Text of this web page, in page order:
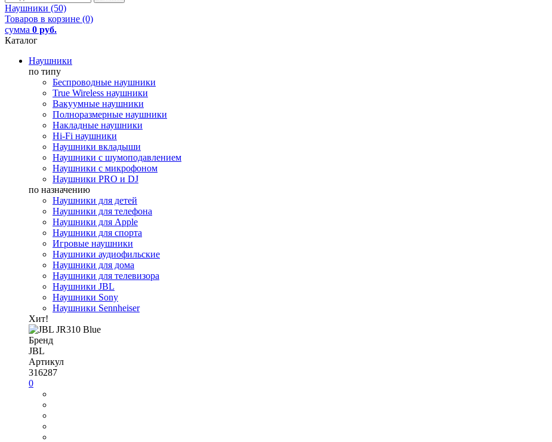
Наушники (50)
Товаров в корзине (0)
сумма 0 руб.
Каталог
Наушники
по типу
Беспроводные наушники
True Wireless наушники
Вакуумные наушники
Полноразмерные наушники
Накладные наушники
Hi-Fi наушники
Наушники вкладыши
Наушники с шумоподавлением
Наушники с микрофоном
Наушники PRO и DJ
по назначению
Наушники для детей
Наушники для телефона
Наушники для Apple
Наушники для спорта
Игровые наушники
Наушники аудиофильские
Наушники для дома
Наушники для телевизора
Наушники JBL
Наушники Sony
Наушники Sennheiser
Хит!
Бренд
JBL
Артикул
316287
0